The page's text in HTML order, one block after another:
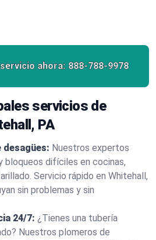
ahora: 888-788-9978
servicios de
PA
desagües: Nuestros expertos
bloqueos difíciles en cocinas,
Servicio rápido en Whitehall,
sin problemas y sin
24/7: ¿Tienes una tubería
Nuestros plomeros de